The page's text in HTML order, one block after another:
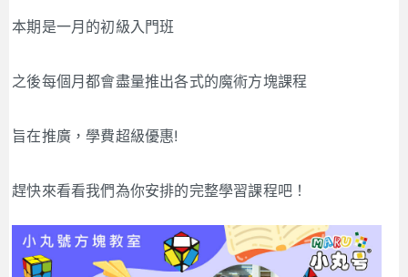
本期是一月的初級入門班
之後每個月都會盡量推出各式的魔術方塊課程
旨在推廣，學費超級優惠!
趕快來看看我們為你安排的完整學習課程吧！